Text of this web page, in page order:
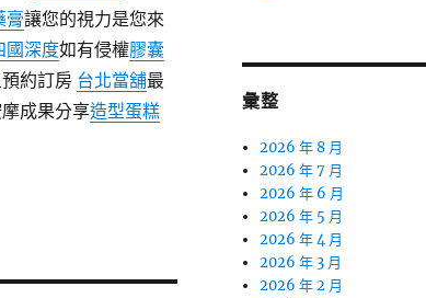
膏讓您的視力是您來
國深度如有侵權膠囊
約訂房 台北當舖最
成果分享造型蛋糕
彙整
2026 年 8 月
2026 年 7 月
2026 年 6 月
2026 年 5 月
2026 年 4 月
2026 年 3 月
2026 年 2 月